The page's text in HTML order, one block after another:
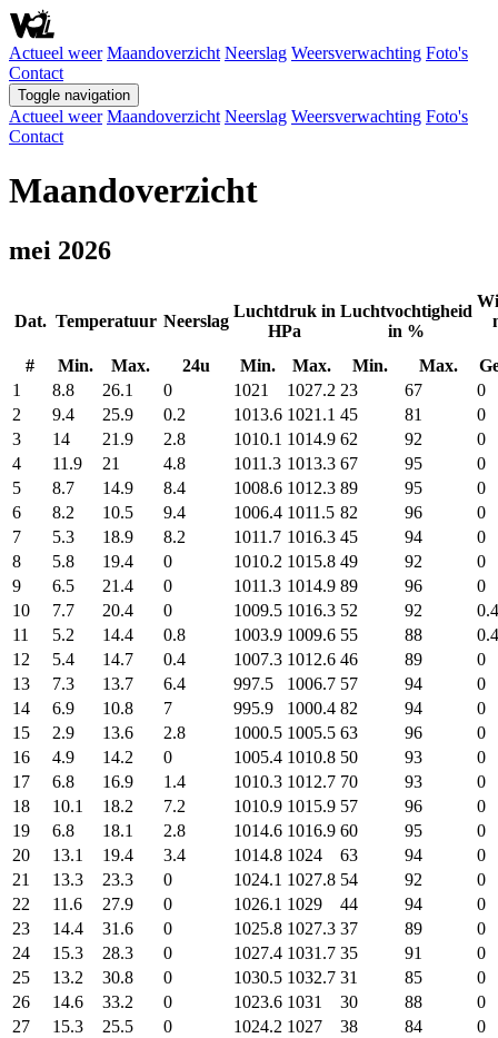
Actueel weer Maandoverzicht Neerslag Weersverwachting Foto's
Contact
Toggle navigation
Actueel weer Maandoverzicht Neerslag Weersverwachting Foto's
Contact
Maandoverzicht
mei 2026
Dat. Temperatuur Neerslag
Luchtdruk in
HPa
Luchtvochtigheid
in %
# Min. Max. 24u Min. Max. Min. Max.
1
8.8 26.1 0 1021 1027.2 23 67
0
2
9.4 25.9 0.2 1013.6 1021.1 45 81
0
3
14 21.9 2.8 1010.1 1014.9 62 92
0
4
11.9 21 4.8 1011.3 1013.3 67 95
0
5
8.7 14.9 8.4 1008.6 1012.3 89 95
0
6
8.2 10.5 9.4 1006.4 1011.5 82 96
0
7
5.3 18.9 8.2 1011.7 1016.3 45 94
0
8
5.8 19.4 0 1010.2 1015.8 49 92
0
9
6.5 21.4 0 1011.3 1014.9 89 96
0
10
7.7 20.4 0 1009.5 1016.3 52 92
0.4
11
5.2 14.4 0.8 1003.9 1009.6 55 88
0.4
12
5.4 14.7 0.4 1007.3 1012.6 46 89
0
13
7.3 13.7 6.4 997.5 1006.7 57 94
0
14
6.9 10.8 7 995.9 1000.4 82 94
0
15
2.9 13.6 2.8 1000.5 1005.5 63 96
0
16
4.9 14.2 0 1005.4 1010.8 50 93
0
17
6.8 16.9 1.4 1010.3 1012.7 70 93
0
18
10.1 18.2 7.2 1010.9 1015.9 57 96
0
19
6.8 18.1 2.8 1014.6 1016.9 60 95
0
20
13.1 19.4 3.4 1014.8 1024 63 94
0
21
13.3 23.3 0 1024.1 1027.8 54 92
0
22
11.6 27.9 0 1026.1 1029 44 94
0
23
14.4 31.6 0 1025.8 1027.3 37 89
0
24
15.3 28.3 0 1027.4 1031.7 35 91
0
25
13.2 30.8 0 1030.5 1032.7 31 85
0
26
14.6 33.2 0 1023.6 1031 30 88
0
27
15.3 25.5 0 1024.2 1027 38 84
0